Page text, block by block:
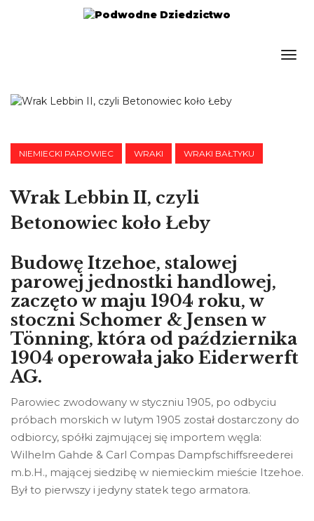
NIEMIECKI PAROWIEC WRAKI WRAKI BAŁTYKU
Wrak Lebbin II, czyli
Betonowiec koło Łeby
Budowę Itzehoe, stalowej
parowej jednostki handlowej,
zaczęto w maju 1904 roku, w
stoczni Schomer & Jensen w
Tönning, która od października
1904 operowała jako Eiderwerft
AG.
Parowiec zwodowany w styczniu 1905, po odbyciu
próbach morskich w lutym 1905 został dostarczony do
odbiorcy, spółki zajmującej się importem węgla:
Wilhelm Gahde & Carl Compas Dampfschiffsreederei
m.b.H., mającej siedzibę w niemieckim mieście Itzehoe.
Był to pierwszy i jedyny statek tego armatora.